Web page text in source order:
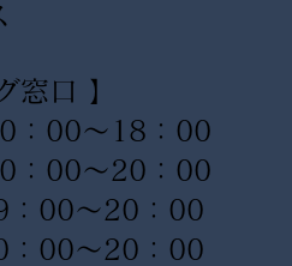
窓口 】
00〜18：00
：00〜20：00
00〜20：00
〜20：00